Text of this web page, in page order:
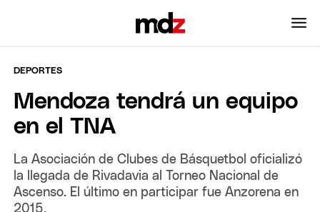
DEPORTES
Mendoza tendrá un equipo
en el TNA
La Asociación de Clubes de Básquetbol oficializó
la llegada de Rivadavia al Torneo Nacional de
Ascenso. El último en participar fue Anzorena en
2015.